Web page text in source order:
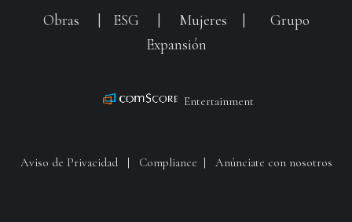
Obras ESG Mujeres
Grupo
Expansión
Entertainment
Aviso de Privacidad| Compliance Anúnciate con nosotros